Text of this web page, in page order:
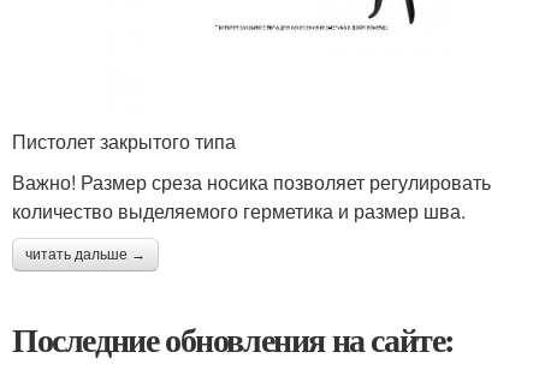
Пистолет закрытого типа
Важно! Размер среза носика позволяет регулировать
количество выделяемого герметика и размер шва.
читать дальше →
Последние обновления на сайте: